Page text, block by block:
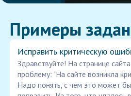
Примеры
Исправить критическую
Здравствуйте! На странице
проблему: "На сайте возникла
Надо понять, с чем это может